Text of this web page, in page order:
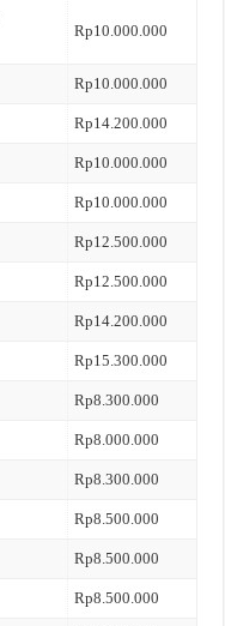
Rp10.000.000
Rp10.000.000
Rp14.200.000
Rp10.000.000
Rp10.000.000
Rp12.500.000
Rp12.500.000
Rp14.200.000
Rp15.300.000
Rp8.300.000
Rp8.000.000
Rp8.300.000
Rp8.500.000
Rp8.500.000
Rp8.500.000